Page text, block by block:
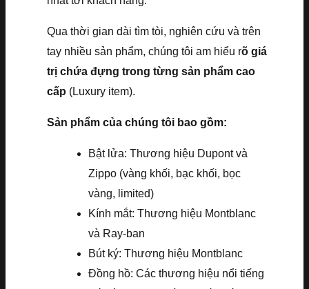
Qua thời gian dài tìm tòi, nghiên cứu và trên
tay nhiều sản phẩm, chúng tôi am hiểu rõ giá
trị chứa đựng trong từng sản phẩm cao
cấp (Luxury item).
Sản phẩm của chúng tôi bao gồm:
Bật lửa: Thương hiệu Dupont và
Zippo (vàng khối, bạc khối, bọc
vàng, limited)
Kính mắt: Thương hiệu Montblanc
và Ray-ban
Bút ký: Thương hiệu Montblanc
Đồng hồ: Các thương hiệu nổi tiếng